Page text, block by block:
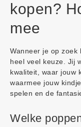
kopen?
mee
Wanneer je op
heel veel keuze. Jij
kwaliteit, waar jouw
waarmee jouw
spelen en de
Welke